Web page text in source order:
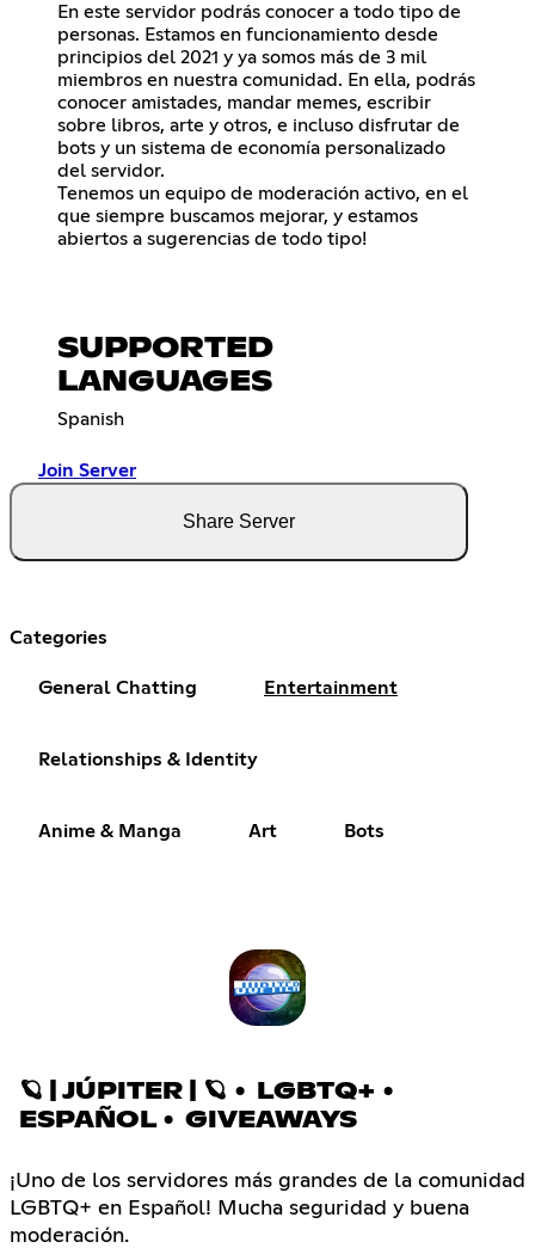
En este servidor podrás conocer a todo tipo de
personas. Estamos en funcionamiento desde
principios del 2021 y ya somos más de 3 mil
miembros en nuestra comunidad. En ella, podrás
conocer amistades, mandar memes, escribir
sobre libros, arte y otros, e incluso disfrutar de
bots y un sistema de economía personalizado
del servidor.
Tenemos un equipo de moderación activo, en el
que siempre buscamos mejorar, y estamos
abiertos a sugerencias de todo tipo!
SUPPORTED
LANGUAGES
Spanish
Join Server
Share Server
Categories
General Chatting Entertainment
Relationships & Identity
Anime & Manga Art Bots
🪐 | JÚPITER | 🪐 • LGBTQ+ •
ESPAÑOL • GIVEAWAYS
¡Uno de los servidores más grandes de la comunidad
LGBTQ+ en Español! Mucha seguridad y buena
moderación.